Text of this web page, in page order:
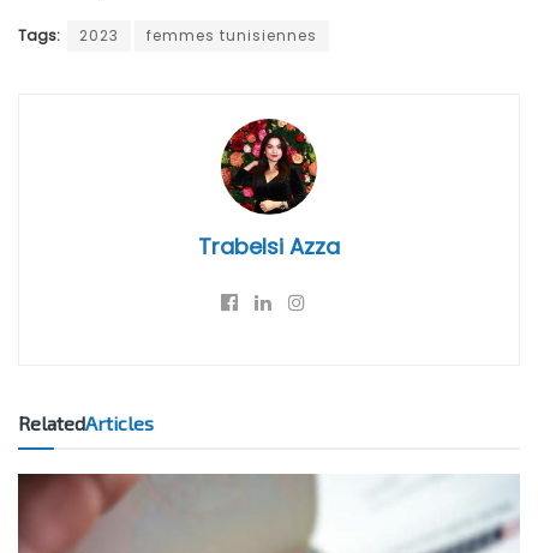
Tags: 2023 femmes tunisiennes
Trabelsi Azza
RelatedArticles